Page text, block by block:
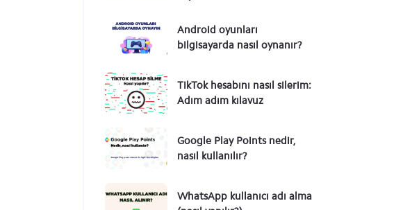
Android oyunları
bilgisayarda nasıl oynanır?
TikTok hesabını nasıl silerim:
Adım adım kılavuz
Google Play Points nedir,
nasıl kullanılır?
WhatsApp kullanıcı adı alma